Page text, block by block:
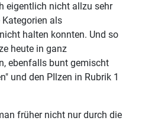
eigentlich nicht allzu sehr
als
halten konnten. Und so
heute in ganz
ebenfalls bunt gemischt
und den PIlzen in Rubrik 1
früher nicht nur durch die